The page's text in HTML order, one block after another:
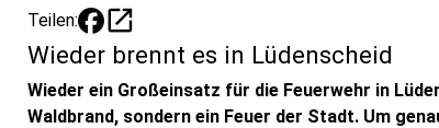
Teilen: open_in_new
Wieder brennt es in Lüdenscheid
Wieder ein Großeinsatz für die Feuerwehr in
Waldbrand, sondern ein Feuer der Stadt. Um